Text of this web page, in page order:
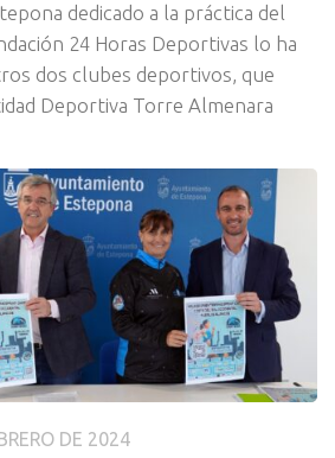
dedicado a la práctica del
24 Horas Deportivas lo ha
dos clubes deportivos, que
Deportiva Torre Almenara
DE 2024